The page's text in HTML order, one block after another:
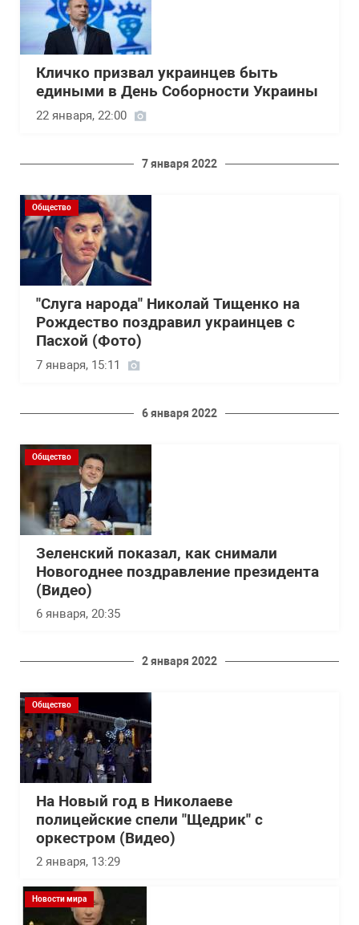
Кличко призвал украинцев быть
едиными в День Соборности Украины
22 января, 22:00
7 января 2022
Общество
"Слуга народа" Николай Тищенко на
Рождество поздравил украинцев с
Пасхой (Фото)
7 января, 15:11
6 января 2022
Общество
Зеленский показал, как снимали
Новогоднее поздравление президента
(Видео)
6 января, 20:35
2 января 2022
Общество
На Новый год в Николаеве
полицейские спели "Щедрик" с
оркестром (Видео)
2 января, 13:29
Новости мира